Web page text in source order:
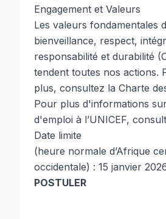
Engagement et Valeurs
Les valeurs fondamentales
bienveillance, respect,
responsabilité et durabilité
tendent toutes nos actions.
plus, consultez la Charte
Pour plus d'informations
d'emploi à l’UNICEF,
Date limite
(heure normale d’Afrique
occidentale) : 15 janvier
POSTULER